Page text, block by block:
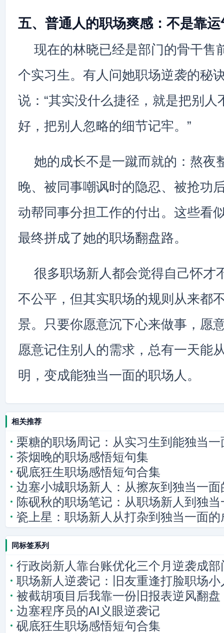
五、普通人的职场爽感：不是靠
现在的林晓已经是部门的骨干售
个实习生。有人问她职场逆袭的秘
说：“其实没什么捷径，就是把别人
好，把别人忽略的细节记牢。”
她的成长不是一蹴而就的：熬夜
晚、被同事嘲讽时的隐忍、被抢功
动帮同事分担工作的付出。这些看
最终拼成了她的职场翻盘路。
很多职场新人都会觉得自己怀才
不公平，但其实职场的规则从来都
景。只要你愿意沉下心来做事，愿
愿意记住别人的需求，总有一天能
明，变成能独当一面的职场人。
相关推荐
栗糖的职场周记：从实习生到能独当
茶烟晚的职场感悟短句集
砚底狂生职场感悟短句合集
边塞小城职场新人：从擦灰到独当一面
陈砚秋的职场笔记：从职场新人到独
瓷上星：职场新人从打杂到独当一面的
同标签系列
行政岗新人靠台账优化三个月逆袭成部
职场新人逆袭记：旧友重逢打脸职场小
被截胡项目后我靠一份旧报表逆风翻盘
边塞程序员的AI义眼逆袭记
砚底狂生职场感悟短句合集